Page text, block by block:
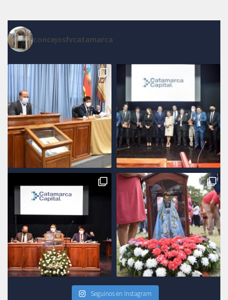
concejosfvcatamarca
Seguinos en Instagram